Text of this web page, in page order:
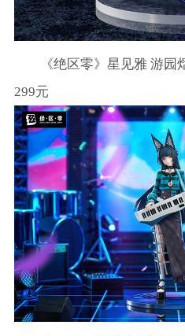
《绝区零》星见雅 游园
299元